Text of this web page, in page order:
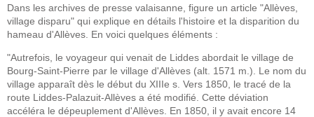
Dans les archives de presse valaisanne, figure un article "Allèves,
village disparu" qui explique en détails l'histoire et la disparition du
hameau d'Allèves. En voici quelques éléments :
"Autrefois, le voyageur qui venait de Liddes abordait le village de
Bourg-Saint-Pierre par le village d'Allèves (alt. 1571 m.). Le nom du
village apparaît dès le début du XIIIe s. Vers 1850, le tracé de la
route Liddes-Palazuit-Allèves a été modifié. Cette déviation
accéléra le dépeuplement d'Allèves. En 1850, il y avait encore 14